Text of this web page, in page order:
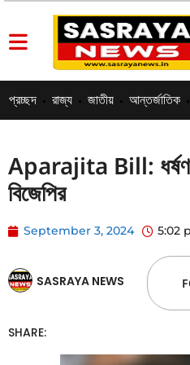
প্রচ্ছদ রাজ্য জাতীয় আন্তর্জাতিক
Aparajita Bill: ধর্ষণ
বিজেপির
September 3, 2024 5:02
SASRAYA NEWS
SHARE: